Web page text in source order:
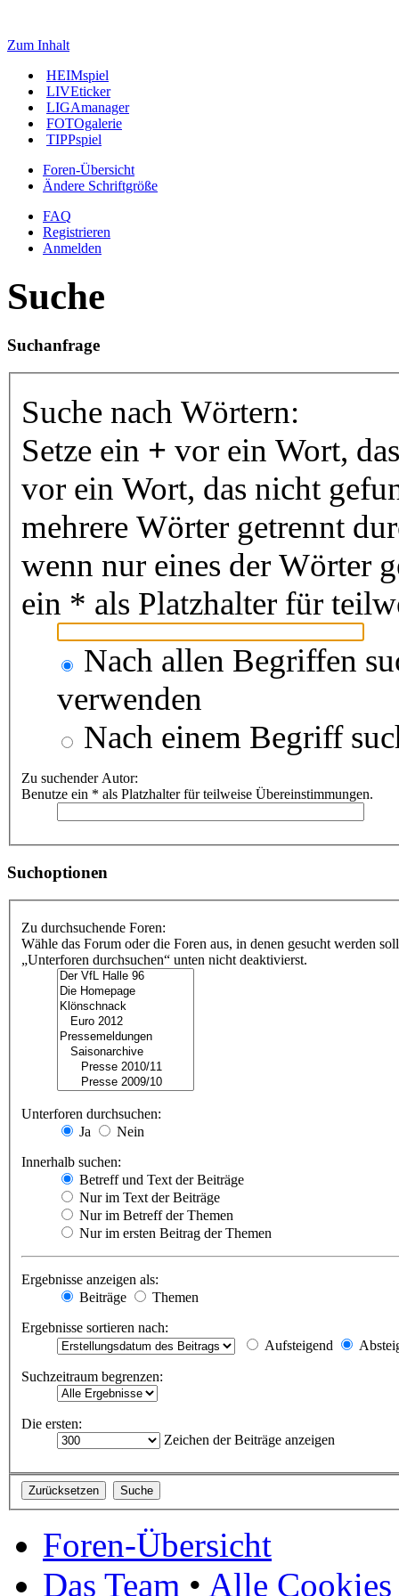
Zum Inhalt
HEIMspiel
LIVEticker
LIGAmanager
FOTOgalerie
TIPPspiel
Foren-Übersicht
Ändere Schriftgröße
FAQ
Registrieren
Anmelden
Suche
Suchanfrage
Suche nach Wörtern:
Setze ein + vor ein Wort,
vor ein Wort, das nicht
mehrere Wörter getrennt
wenn nur eines der Wörter
ein * als Platzhalter für
Nach allen Begriffen
verwenden
Nach einem Begriff
Zu suchender Autor:
Benutze ein * als Platzhalter für teilweise Übereinstimmungen.
Suchoptionen
Zu durchsuchende Foren:
Wähle das Forum oder die Foren aus, in denen gesucht werden
„Unterforen durchsuchen“ unten nicht deaktivierst.
Unterforen durchsuchen:
Ja
Nein
Innerhalb suchen:
Betreff und Text der Beiträge
Nur im Text der Beiträge
Nur im Betreff der Themen
Nur im ersten Beitrag der Themen
Ergebnisse anzeigen als:
Beiträge
Themen
Ergebnisse sortieren nach:
Aufsteigend
Suchzeitraum begrenzen:
Die ersten:
Zeichen der Beiträge anzeigen
Foren-Übersicht
Das Team • Alle Cookies